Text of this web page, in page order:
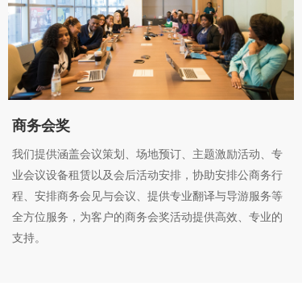
商务会奖
我们提供涵盖会议策划、场地预订、主题激励活动、专
业会议设备租赁以及会后活动安排，协助安排公商务行
程、安排商务会见与会议、提供专业翻译与导游服务等
全方位服务，为客户的商务会奖活动提供高效、专业的
支持。